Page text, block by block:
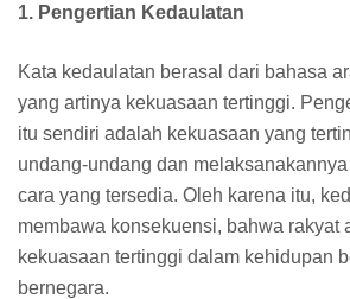
1. Pengertian Kedaulatan
Kata kedaulatan berasal dari bahasa
yang artinya kekuasaan tertinggi.
itu sendiri adalah kekuasaan yang
undang-undang dan
cara yang tersedia. Oleh karena itu,
membawa konsekuensi, bahwa rakyat
kekuasaan tertinggi dalam kehidupan
bernegara.